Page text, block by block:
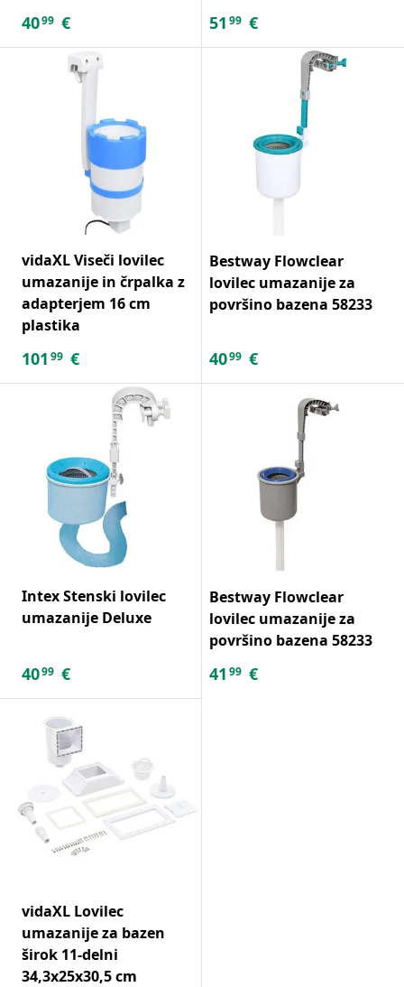
4099 € 51 99 €
vidaXL Viseči lovilec
umazanije in črpalka z
adapterjem 16 cm
plastika
101 99 €
Bestway Flowclear
lovilec umazanije za
površino bazena 58233
4099 €
Intex Stenski lovilec
umazanije Deluxe
4099 €
Bestway Flowclear
lovilec umazanije za
površino bazena 58233
41 99 €
vidaXL Lovilec
umazanije za bazen
širok 11-delni
34,3x25x30,5 cm